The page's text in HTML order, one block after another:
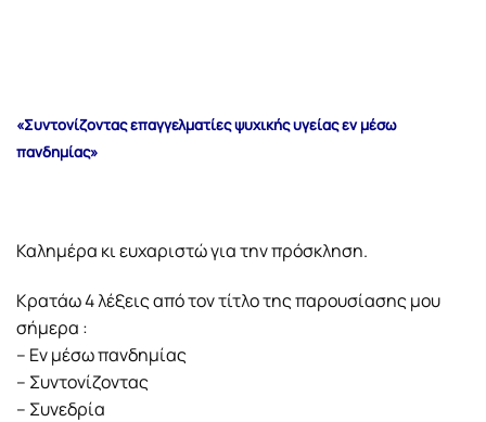
«Συντονίζοντας επαγγελματίες ψυχικής υγείας εν μέσω
πανδημίας»
Καλημέρα κι ευχαριστώ για την πρόσκληση.
Κρατάω 4 λέξεις από τον τίτλο της παρουσίασης μου
σήμερα :
– Εν μέσω πανδημίας
– Συντονίζοντας
– Συνεδρία